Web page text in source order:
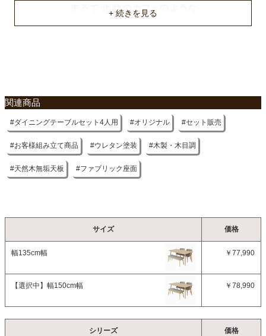
約116.3cm/132.5cm
約154x84x11/60x62x50(2個)/116x44.5x13.5(cm)
原産国
ベトナム
関連商品
ダイニングテーブルセット4人用 オリジナル セット販売
お客様組み立て商品 ウレタン塗装 木製・木目調
天然木無垢天板 ファブリック座面
サイズ 価格
幅135cm幅 ￥77,990
【選択中】 幅150cm幅 ￥78,990
シリーズ 価格